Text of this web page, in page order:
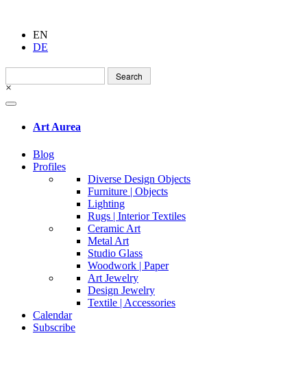
EN
DE
Search
for:
×
Art Aurea
Blog
Profiles
Diverse Design Objects
Furniture | Objects
Lighting
Rugs | Interior Textiles
Ceramic Art
Metal Art
Studio Glass
Woodwork | Paper
Art Jewelry
Design Jewelry
Textile | Accessories
Calendar
Subscribe